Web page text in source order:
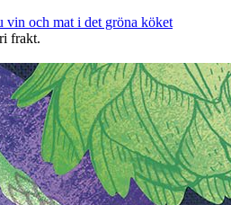
vin och mat i det gröna köket
frakt.